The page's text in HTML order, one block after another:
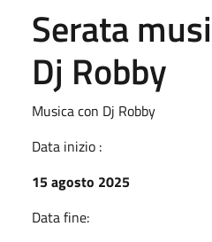
Serata
Dj Robby
Musica con Dj Robby
Data inizio :
15 agosto 2025
Data fine: